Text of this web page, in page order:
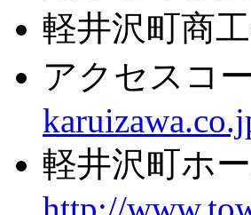
軽井沢町商
アクセスコ
軽井沢町ホ